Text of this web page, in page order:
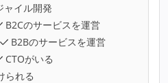
ャイル開発
B2Cのサービスを運営
B2Bのサービスを運営
CTOがいる
られる